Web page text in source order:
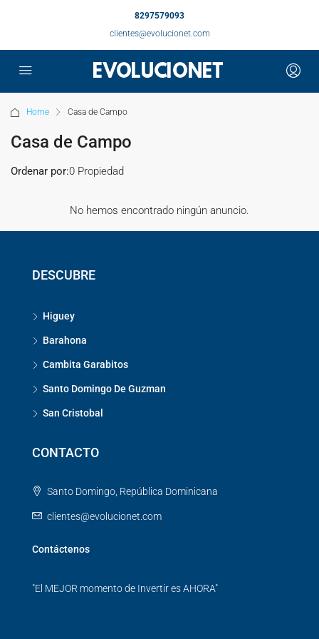
8297579093
clientes@evolucionet.com
Home Casa de Campo
Casa de Campo
0 Propiedad
Ordenar por:
No hemos encontrado ningún anuncio.
DESCUBRE
Higuey
Barahona
Cambita Garabitos
Santo Domingo De Guzman
San Cristobal
CONTACTO
Santo Domingo, República Dominicana
clientes@evolucionet.com
Contáctenos
"El MEJOR momento de Invertir es AHORA"